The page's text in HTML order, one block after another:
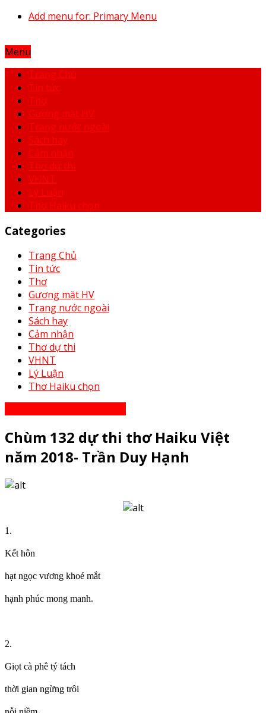
Add menu for: Primary Menu
Menu
Trang Chủ
Tin tức
Thơ
Gương mặt HV
Trang nước ngoài
Sách hay
Cảm nhận
Thơ dự thi
VHNT
Lý Luận
Thơ Haiku chọn
Categories
Trang Chủ
Tin tức
Thơ
Gương mặt HV
Trang nước ngoài
Sách hay
Cảm nhận
Thơ dự thi
VHNT
Lý Luận
Thơ Haiku chọn
Chùm 132 dự thi thơ Haiku Việt
năm 2018- Trần Duy Hạnh
1.
Kết hôn
hạt ngọc vương khoé mắt
hạnh phúc mong manh.
2.
Giọt cà phê tý tách
thời gian ngừng trôi